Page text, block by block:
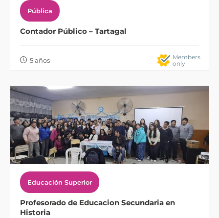
Pública
Contador Público – Tartagal
5 años
Members
only
Educación Superior
Profesorado de Educacion Secundaria en
Historia